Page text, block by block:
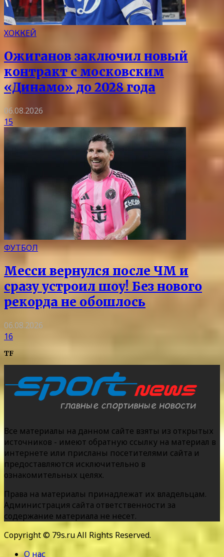
ХОККЕЙ
Ожиганов заключил новый
контракт с московским
«Динамо» до 2028 года
06.08.2026
15
ФУТБОЛ
Месси вернулся после ЧМ и
сразу устроил шоу! Без нового
рекорда не обошлось
06.08.2026
16
TF
Все материалы на данном сайте взяты из открытых
источников - имеют обратную ссылку на материал в
интернете или присланы посетителями сайта и
предоставляются исключительно в
ознакомительных целях.
Права на материалы принадлежат их владельцам.
Администрация сайта ответственности за
содержание материала не несет.
Copyright © 79s.ru All Rights Reserved.
О нас